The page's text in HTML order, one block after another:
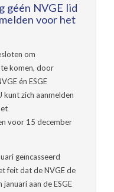
géén NVGE lid
voor het
om
komen, door
én ESGE
kunt zich aanmelden
voor 15 december
geïncasseerd
feit dat de NVGE de
aan de ESGE